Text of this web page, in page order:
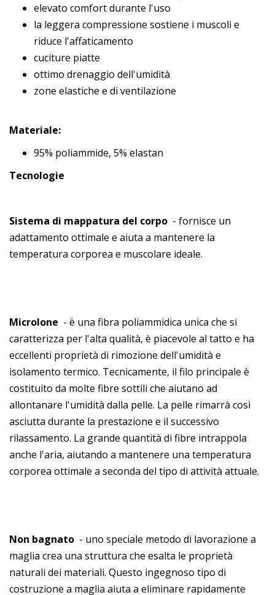
elevato comfort durante l'uso
la leggera compressione sostiene i muscoli e
riduce l'affaticamento
cuciture piatte
ottimo drenaggio dell'umidità
zone elastiche e di ventilazione
Materiale:
95% poliammide, 5% elastan
Tecnologie
Sistema di mappatura del corpo - fornisce un
adattamento ottimale e aiuta a mantenere la
temperatura corporea e muscolare ideale.
Microlone - è una fibra poliammidica unica che si
caratterizza per l'alta qualità, è piacevole al tatto e ha
eccellenti proprietà di rimozione dell'umidità e
isolamento termico. Tecnicamente, il filo principale è
costituito da molte fibre sottili che aiutano ad
allontanare l'umidità dalla pelle. La pelle rimarrà così
asciutta durante la prestazione e il successivo
rilassamento. La grande quantità di fibre intrappola
anche l'aria, aiutando a mantenere una temperatura
corporea ottimale a seconda del tipo di attività attuale.
Non bagnato - uno speciale metodo di lavorazione a
maglia crea una struttura che esalta le proprietà
naturali dei materiali. Questo ingegnoso tipo di
costruzione a maglia aiuta a eliminare rapidamente